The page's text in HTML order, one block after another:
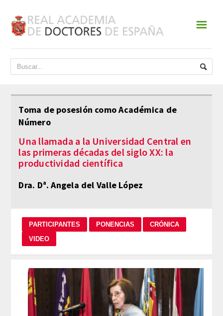
ACADEMIA
DATOS HISTÓRICOS
HISTORIA
PRESIDENTES
JUNTA DE GOBIERNO
ESTATUTOS
REGLAMENTO
FUNDACIÓN LIBERADE
ACADÉMICOS
☰
Toma de posesión como Académica de
Número
Una llamada a la Universidad Central en
las primeras décadas del siglo XX: la
productividad científica
Dra. Dª. Angela del Valle López